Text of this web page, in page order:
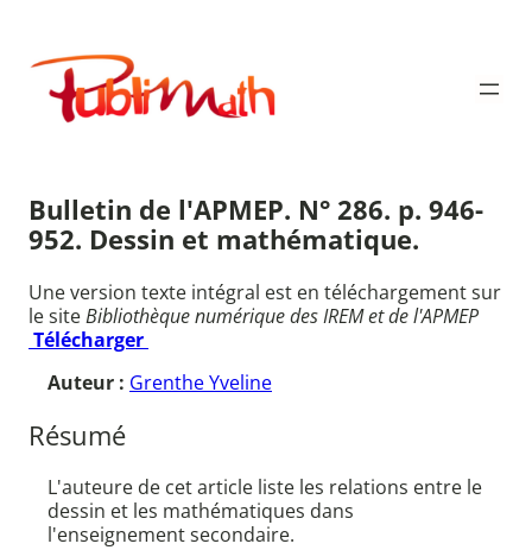
contenu
Publimath
Bulletin de l'APMEP. N° 286. p. 946-
952. Dessin et mathématique.
Une version texte intégral est en téléchargement sur
le siteBibliothèque numérique des IREM et de l'APMEP
Télécharger
Auteur : Grenthe Yveline
Résumé
L'auteure de cet article liste les relations entre le
dessin et les mathématiques dans
l'enseignement secondaire.